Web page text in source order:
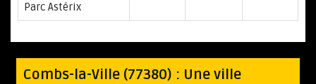
Parc Astérix
Combs-la-Ville (77380) : Une ville